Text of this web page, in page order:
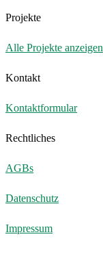
Projekte
Alle Projekte anzeigen
Kontakt
Kontaktformular
Rechtliches
AGBs
Datenschutz
Impressum